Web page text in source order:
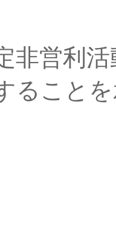
営利活
ること